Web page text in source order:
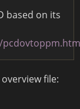
based on its
file: